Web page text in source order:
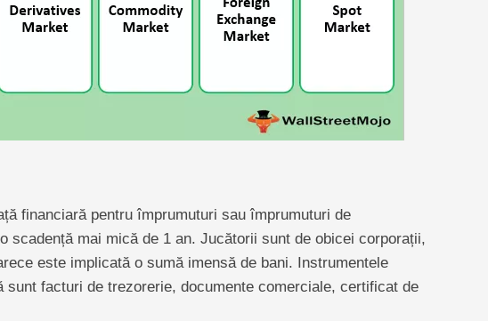
financiară pentru împrumuturi sau împrumuturi de
scadență mai mică de 1 an. Jucătorii sunt de obicei corporații,
este implicată o sumă imensă de bani. Instrumentele
sunt facturi de trezorerie, documente comerciale, certificat de